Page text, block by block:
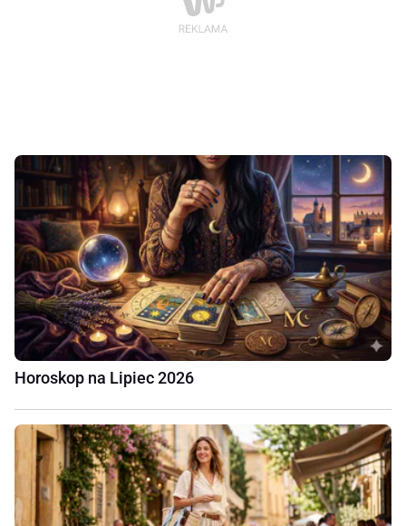
Horoskop na Lipiec 2026